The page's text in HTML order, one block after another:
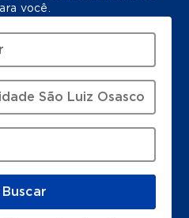
você.
Buscar